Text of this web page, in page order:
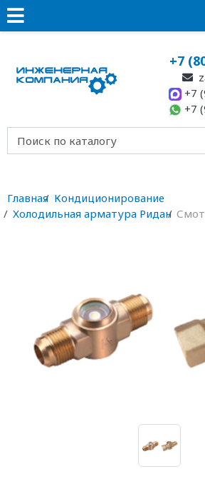
+7
+7
+7
Главная Кондиционирование
Холодильная арматура Ридан